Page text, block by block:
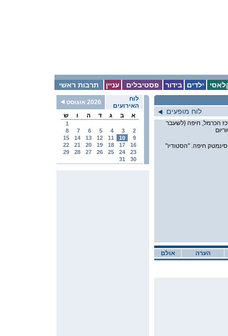
תרבות ראשי עניין פסטיבלים בידור ילדים
לוח
האירועים
2026 אוגוסט
א
ב ג ד ה ו ש
1
2
3
4
5
6
7
8
9
10
11
12
13
14
15
16
17
18
19
20
21
22
23
24
25
26
27
28
29
30
31
לוח מופעים
142 מרכז הכרמל, חיפה (לשעבר
חיפה. "הסטודיו"
אולם הערה